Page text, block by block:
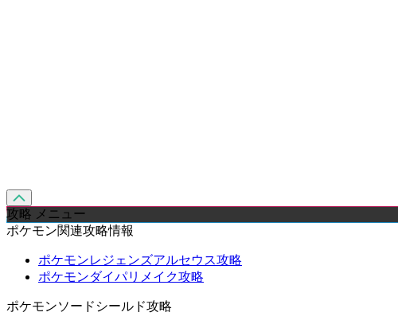
攻略 メニュー
ポケモン関連攻略情報
ポケモンレジェンズアルセウス攻略
ポケモンダイパリメイク攻略
ポケモンソードシールド攻略